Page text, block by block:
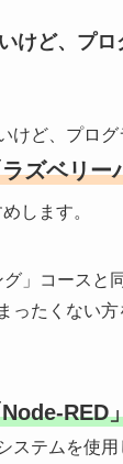
けど、プ
けど、プロ
ズベリー
します。
グ」コースと
ったくない方
RED
ステムを使